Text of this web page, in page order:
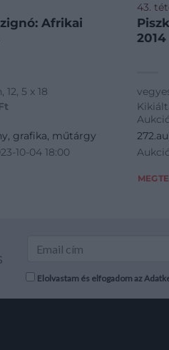
Afrikai
5 x 18
grafika, műtárgy
10-04 18:00
43.
2014
Elolvastam és elfogadom az